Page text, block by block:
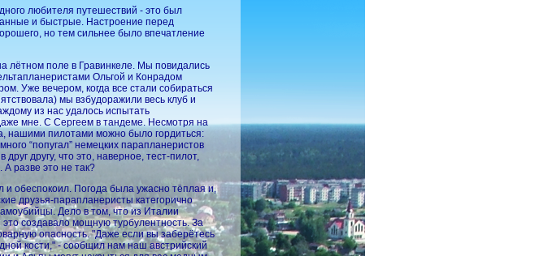
любителя путешествий - это был
и быстрые. Настроение перед
но тем сильнее было впечатление
лётном поле в Гравинкеле. Мы повидались
Ольгой и Конрадом
Уже вечером, когда все стали собираться
мы взбудоражили весь клуб и
из нас удалось испытать
мне. С Сергеем в тандеме. Несмотря на
нашими пилотами можно было гордиться:
“попугал” немецких парапланеристов
другу, что это, наверное, тест-пилот,
разве это не так?
и обеспокоил. Погода была ужасно тёплая и,
друзья-парапланеристы категорично
Дело в том, что из Италии
создавало мощную турбулентность. За
опасность. "Даже если вы заберётесь
кости," - сообщил нам наш австрийский